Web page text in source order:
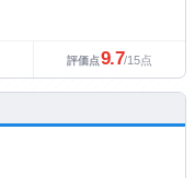
評価点9.7/15点